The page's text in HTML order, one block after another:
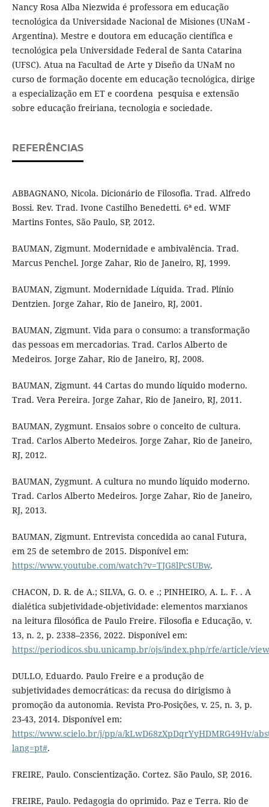
Nancy Rosa Alba Niezwida é professora em educação
tecnológica da Universidade Nacional de Misiones (UNaM -
Argentina). Mestre e doutora em educação científica e
tecnológica pela Universidade Federal de Santa Catarina
(UFSC). Atua na Facultad de Arte y Diseño da UNaM no
curso de formação docente em educação tecnológica, dirige
a especialização em ET e coordena pesquisa e extensão
sobre educação freiriana, tecnologia e sociedade.
REFERÊNCIAS
ABBAGNANO, Nicola. Dicionário de Filosofia. Trad. Alfredo
Bossi. Rev. Trad. Ivone Castilho Benedetti. 6ª ed. WMF
Martins Fontes, São Paulo, SP, 2012.
BAUMAN, Zigmunt. Modernidade e ambivalência. Trad.
Marcus Penchel. Jorge Zahar, Rio de Janeiro, RJ, 1999.
BAUMAN, Zigmunt. Modernidade Líquida. Trad. Plínio
Dentzien. Jorge Zahar, Rio de Janeiro, RJ, 2001.
BAUMAN, Zigmunt. Vida para o consumo: a transformação
das pessoas em mercadorias. Trad. Carlos Alberto de
Medeiros. Jorge Zahar, Rio de Janeiro, RJ, 2008.
BAUMAN, Zigmunt. 44 Cartas do mundo líquido moderno.
Trad. Vera Pereira. Jorge Zahar, Rio de Janeiro, RJ, 2011.
BAUMAN, Zygmunt. Ensaios sobre o conceito de cultura.
Trad. Carlos Alberto Medeiros. Jorge Zahar, Rio de Janeiro,
RJ, 2012.
BAUMAN, Zygmunt. A cultura no mundo líquido moderno.
Trad. Carlos Alberto Medeiros. Jorge Zahar, Rio de Janeiro,
RJ, 2013.
BAUMAN, Zigmunt. Entrevista concedida ao canal Futura,
em 25 de setembro de 2015. Disponível em:
https://www.youtube.com/watch?v=TJG8lPcSUBw.
CHACON, D. R. de A.; SILVA, G. O. e .; PINHEIRO, A. L. F. . A
dialética subjetividade-objetividade: elementos marxianos
na leitura filosófica de Paulo Freire. Filosofia e Educação, v.
13, n. 2, p. 2338–2356, 2022. Disponível em:
https://periodicos.sbu.unicamp.br/ojs/index.php/rfe/article/
DULLO, Eduardo. Paulo Freire e a produção de
subjetividades democráticas: da recusa do dirigismo à
promoção da autonomia. Revista Pro-Posições, v. 25, n. 3, p.
23-43, 2014. Disponível em:
https://www.scielo.br/j/pp/a/kLwD68zXpDqrYyHDMRG49Hv/
lang=pt#.
FREIRE, Paulo. Conscientização. Cortez. São Paulo, SP, 2016.
FREIRE, Paulo. Pedagogia do oprimido. Paz e Terra. Rio de